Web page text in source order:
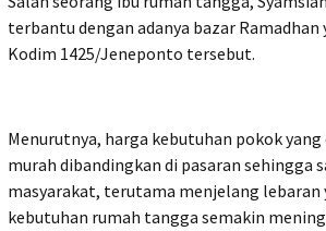
terbantu dengan adanya bazar
Kodim 1425/Jeneponto tersebut.
Menurutnya, harga kebutuhan pokok
murah dibandingkan di pasaran sehingga
masyarakat, terutama menjelang lebaran
kebutuhan rumah tangga semakin